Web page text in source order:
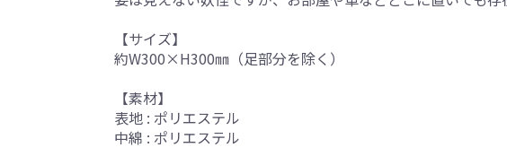
【サイズ】
約W300×H300㎜（足部分を除く）
【素材】
表地 : ポリエステル
中綿 : ポリエステル